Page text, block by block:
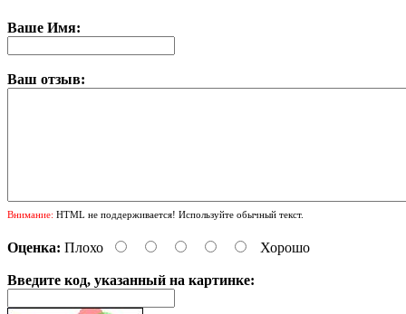
Ваше Имя:
Ваш отзыв:
Внимание: HTML не поддерживается! Используйте обычный текст.
Оценка: Плохо Хорошо
Введите код, указанный на картинке: